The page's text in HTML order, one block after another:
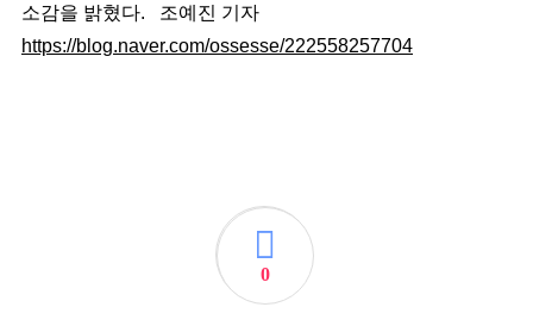
소감을 밝혔다. 조예진 기자
https://blog.naver.com/ossesse/222558257704
0